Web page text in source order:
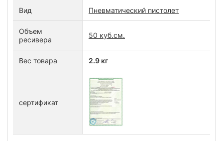
Вид Пневматический пистолет
Объем
ресивера
50 куб.см.
Вес товара 2.9 кг
сертификат